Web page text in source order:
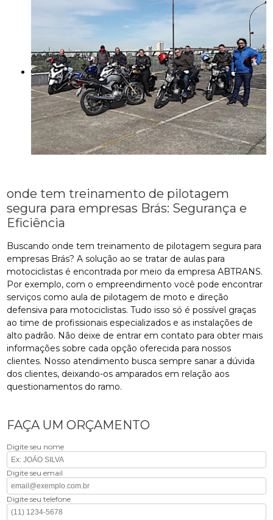
onde tem treinamento de pilotagem
segura para empresas Brás: Segurança e
Eficiência
Buscando onde tem treinamento de pilotagem segura para
empresas Brás? A solução ao se tratar de aulas para
motociclistas é encontrada por meio da empresa ABTRANS.
Por exemplo, com o empreendimento você pode encontrar
serviços como aula de pilotagem de moto e direção
defensiva para motociclistas. Tudo isso só é possível graças
ao time de profissionais especializados e as instalações de
alto padrão. Não deixe de entrar em contato para obter mais
informações sobre cada opção oferecida para nossos
clientes. Nosso atendimento busca sempre sanar a dúvida
dos clientes, deixando-os amparados em relação aos
questionamentos do ramo.
FAÇA UM ORÇAMENTO
Digite seu nome
Digite seu email
Digite seu telefone